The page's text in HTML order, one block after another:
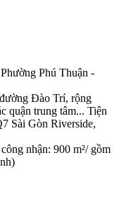
Phú Thuận -
Đào Trí, rộng
quận trung tâm... Tiện
Sài Gòn Riverside,
nhận: 900 m²/ gồm